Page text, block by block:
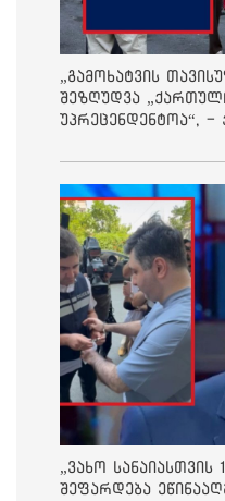
„გამოხატვის
შეზღუდვა
უპრეცენდენტოა“, -
„ვახო
შეფარდება